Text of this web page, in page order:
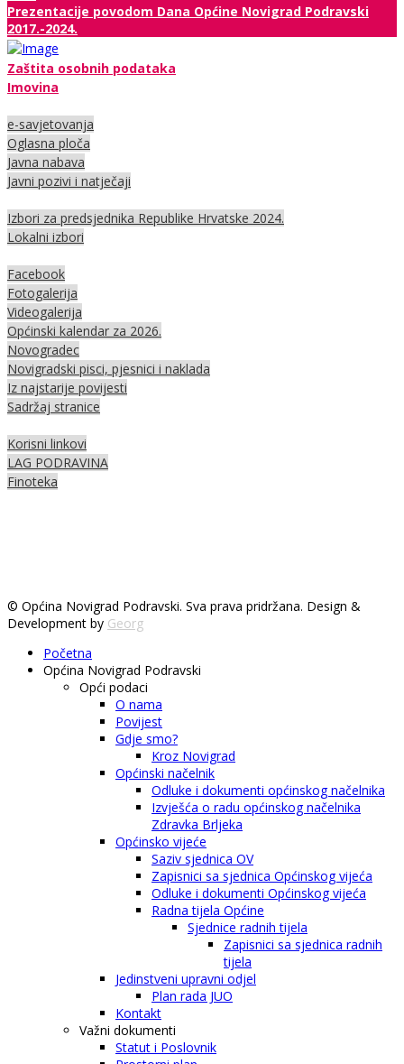
Prezentacije povodom Dana Općine Novigrad Podravski
2017.-2024.
Zaštita osobnih podataka
Imovina
e-savjetovanja
Oglasna ploča
Javna nabava
Javni pozivi i natječaji
Izbori za predsjednika Republike Hrvatske 2024.
Lokalni izbori
Facebook
Fotogalerija
Videogalerija
Općinski kalendar za 2026.
Novogradec
Novigradski pisci, pjesnici i naklada
Iz najstarije povijesti
Sadržaj stranice
Korisni linkovi
LAG PODRAVINA
Finoteka
© Općina Novigrad Podravski. Sva prava pridržana. Design &
Development by Georg
Početna
Općina Novigrad Podravski
Opći podaci
O nama
Povijest
Gdje smo?
Kroz Novigrad
Općinski načelnik
Odluke i dokumenti općinskog načelnika
Izvješća o radu općinskog načelnika
Zdravka Brljeka
Općinsko vijeće
Saziv sjednica OV
Zapisnici sa sjednica Općinskog vijeća
Odluke i dokumenti Općinskog vijeća
Radna tijela Općine
Sjednice radnih tijela
Zapisnici sa sjednica radnih
tijela
Jedinstveni upravni odjel
Plan rada JUO
Kontakt
Važni dokumenti
Statut i Poslovnik